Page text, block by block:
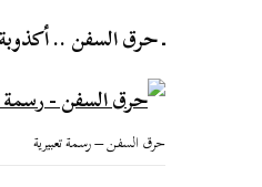
ـ حرق السفن ..
حرق السفن – رسمة تعبيرية